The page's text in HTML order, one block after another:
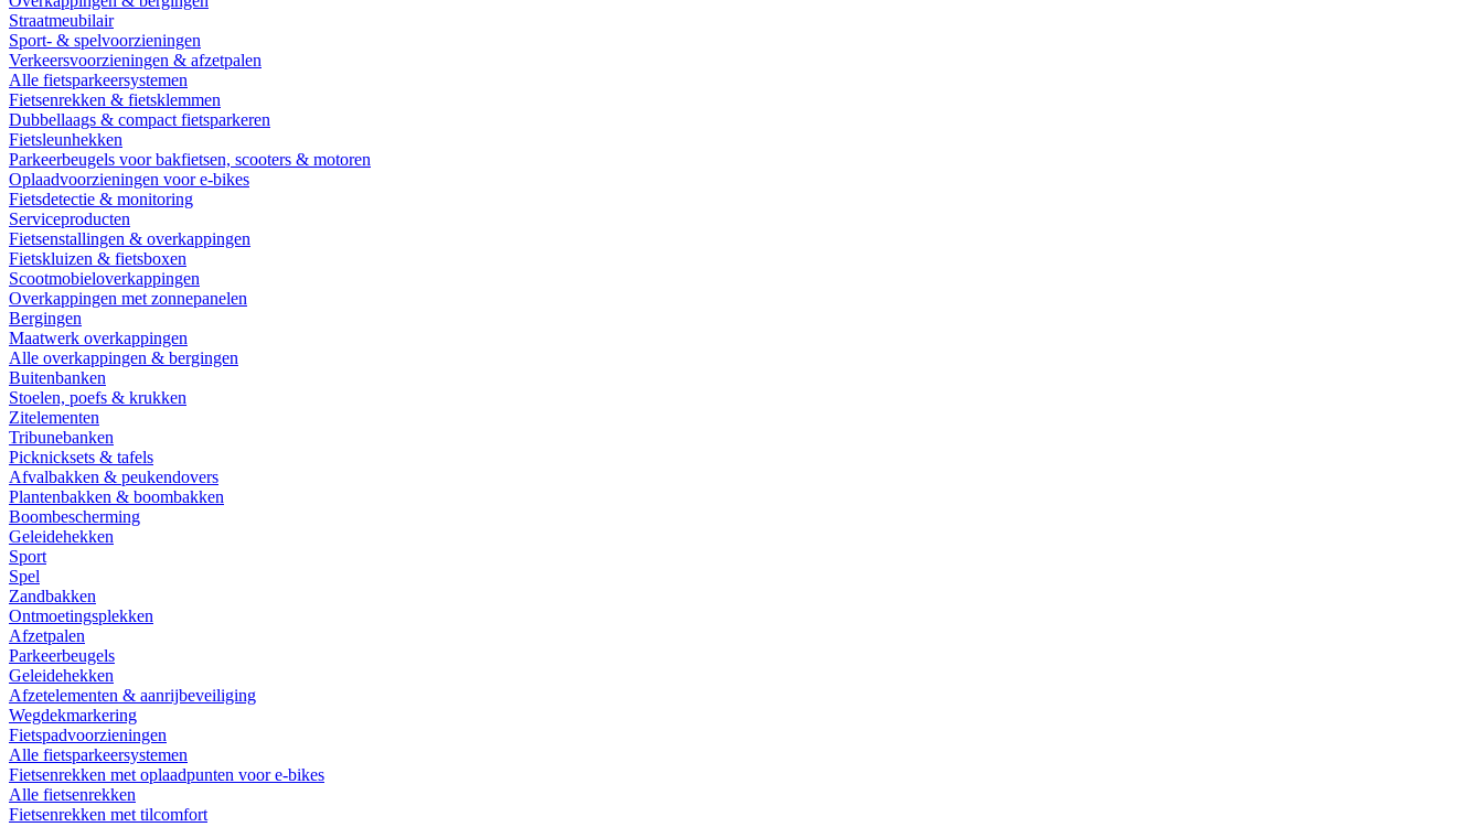
Straatmeubilair
Sport- & spelvoorzieningen
Verkeersvoorzieningen & afzetpalen
Alle fietsparkeersystemen
Fietsenrekken & fietsklemmen
Dubbellaags & compact fietsparkeren
Fietsleunhekken
Parkeerbeugels voor bakfietsen, scooters & motoren
Oplaadvoorzieningen voor e-bikes
Fietsdetectie & monitoring
Serviceproducten
Fietsenstallingen & overkappingen
Fietskluizen & fietsboxen
Scootmobieloverkappingen
Overkappingen met zonnepanelen
Bergingen
Maatwerk overkappingen
Alle overkappingen & bergingen
Buitenbanken
Stoelen, poefs & krukken
Zitelementen
Tribunebanken
Picknicksets & tafels
Afvalbakken & peukendovers
Plantenbakken & boombakken
Boombescherming
Geleidehekken
Sport
Spel
Zandbakken
Ontmoetingsplekken
Afzetpalen
Parkeerbeugels
Geleidehekken
Afzetelementen & aanrijbeveiliging
Wegdekmarkering
Fietspadvoorzieningen
Alle fietsparkeersystemen
Fietsenrekken met oplaadpunten voor e-bikes
Alle fietsenrekken
Fietsenrekken met tilcomfort